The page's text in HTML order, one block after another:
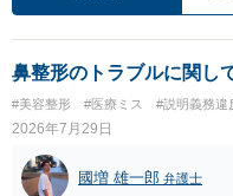
鼻整形のトラブルに関し
#美容整形 #医療ミス #説明義務違
2026年7月29日
國増 雄一郎 弁護士